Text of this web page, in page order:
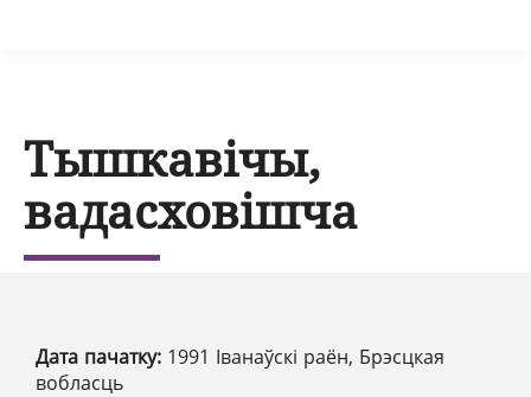
Тышкавічы,
вадасховішча
Дата пачатку: 1991 Іванаўскі раён, Брэсцкая
вобласць